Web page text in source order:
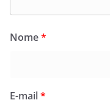
Nome*
E-mail*